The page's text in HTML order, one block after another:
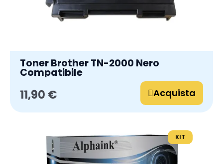
Toner Brother TN-2000 Nero
Compatibile
11,90 € Acquista
KIT